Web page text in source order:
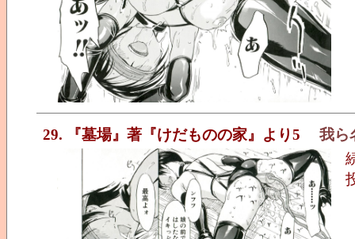
29. 『墓場』著『けだものの家』より5
我ら